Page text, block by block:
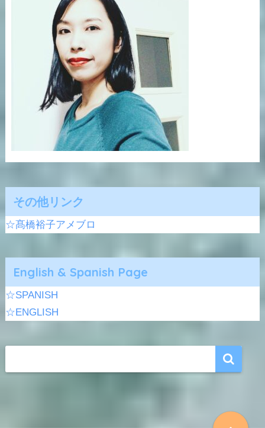
その他リンク
☆髙橋裕子アメブロ
English & Spanish Page
☆SPANISH
☆ENGLISH